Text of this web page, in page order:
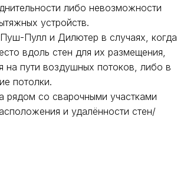
либо невозможности
устройств.
Пулл и Дилютер в случаях, когда
вдоль стен для их размещения,
на пути воздушных потоков, либо в
потолки.
со сварочными участками
и удалённости стен/